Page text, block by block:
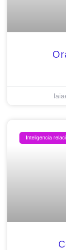
Inteligencia